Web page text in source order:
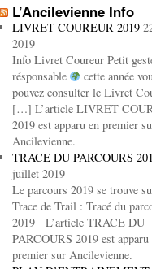
L’Ancilevienne Info
LIVRET COUREUR 2019
2019
Info Livret Coureur Petit
résponsable
cette année
pouvez consulter le Livret
[…] L’article LIVRET
2019 est apparu en premier
Ancilevienne.
TRACE DU PARCOURS
juillet 2019
Le parcours 2019 se trouve
Trace de Trail : Tracé du
2019 L’article TRACE DU
PARCOURS 2019 est apparu
premier sur Ancilevienne.